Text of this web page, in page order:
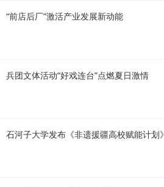
“前店后厂”激活产业发展新动能
兵团文体活动“好戏连台”点燃夏日激情
石河子大学发布《非遗援疆高校赋能计划》